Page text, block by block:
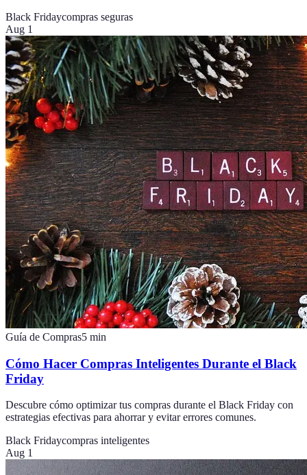
Black Fridaycompras seguras
Aug 1
Guía de Compras5 min
Cómo Hacer Compras Inteligentes Durante el Black
Friday
Descubre cómo optimizar tus compras durante el Black Friday con
estrategias efectivas para ahorrar y evitar errores comunes.
Black Fridaycompras inteligentes
Aug 1